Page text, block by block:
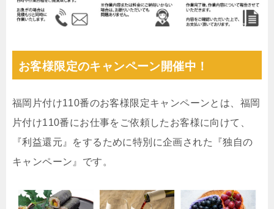
お客様限定のキャンペーン開催中！
福岡片付け110番のお客様限定キャンペーンとは、福岡
片付け110番にお仕事をご依頼したお客様に向けて、
『利益還元』をするために特別に企画された『独自の
キャンペーン』です。